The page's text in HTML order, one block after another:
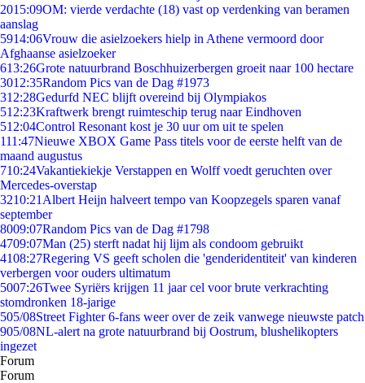
2015:09OM: vierde verdachte (18) vast op verdenking van beramen
aanslag
5914:06Vrouw die asielzoekers hielp in Athene vermoord door
Afghaanse asielzoeker
613:26Grote natuurbrand Boschhuizerbergen groeit naar 100 hectare
3012:35Random Pics van de Dag #1973
312:28Gedurfd NEC blijft overeind bij Olympiakos
512:23Kraftwerk brengt ruimteschip terug naar Eindhoven
512:04Control Resonant kost je 30 uur om uit te spelen
111:47Nieuwe XBOX Game Pass titels voor de eerste helft van de
maand augustus
710:24Vakantiekiekje Verstappen en Wolff voedt geruchten over
Mercedes-overstap
3210:21 Albert Heijn halveert tempo van Koopzegels sparen vanaf
september
8009:07Random Pics van de Dag #1798
4709:07Man (25) sterft nadat hij lijm als condoom gebruikt
4108:27Regering VS geeft scholen die 'genderidentiteit' van kinderen
verbergen voor ouders ultimatum
5007:26Twee Syriërs krijgen 11 jaar cel voor brute verkrachting
stomdronken 18-jarige
505/08Street Fighter 6-fans weer over de zeik vanwege nieuwste patch
905/08NL-alert na grote natuurbrand bij Oostrum, blushelikopters
ingezet
Forum
Forum